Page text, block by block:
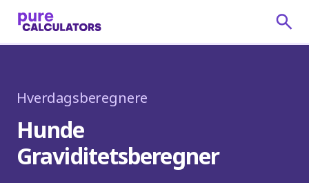
Hverdagsberegnere
Hunde
Graviditetsberegner